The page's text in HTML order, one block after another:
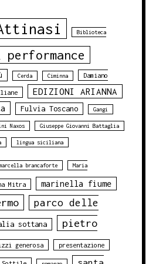
Biblioteca
performance
Cerda Ciminna Damiano
EDIZIONI ARIANNA
Fulvia Toscano Gangi
Naxos Giuseppe Giovanni Battaglia
lingua siciliana
brancaforte Maria
Mitra marinella fiume
parco delle
sottana
pietro
generosa presentazione